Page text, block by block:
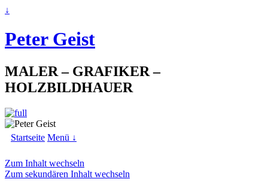
↓
Peter Geist
MALER – GRAFIKER –
HOLZBILDHAUER
Startseite Menü ↓
Zum Inhalt wechseln
Zum sekundären Inhalt wechseln